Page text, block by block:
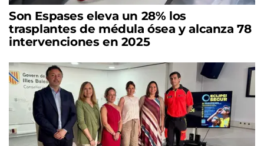
Son Espases eleva un 28% los
trasplantes de médula ósea y alcanza 78
intervenciones en 2025